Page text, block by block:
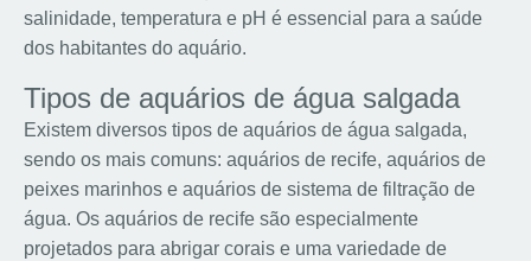
salinidade, temperatura e pH é essencial para a saúde
dos habitantes do aquário.
Tipos de aquários de água salgada
Existem diversos tipos de aquários de água salgada,
sendo os mais comuns: aquários de recife, aquários de
peixes marinhos e aquários de sistema de filtração de
água. Os aquários de recife são especialmente
projetados para abrigar corais e uma variedade de